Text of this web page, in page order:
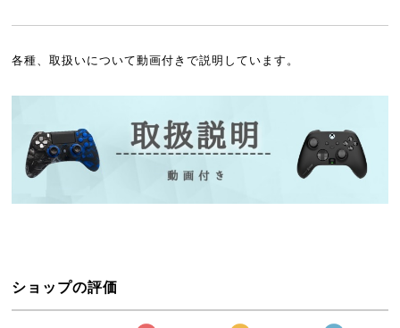
各種、取扱いについて動画付きで説明しています。
ショップの評価